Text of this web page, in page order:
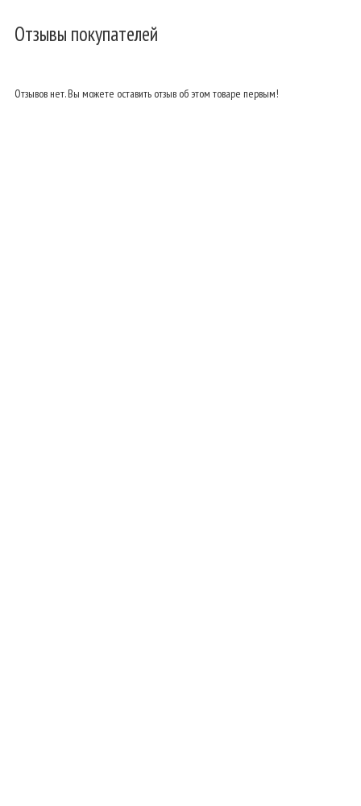
Отзывы покупателей
Отзывов нет. Вы можете оставить отзыв об этом товаре первым!